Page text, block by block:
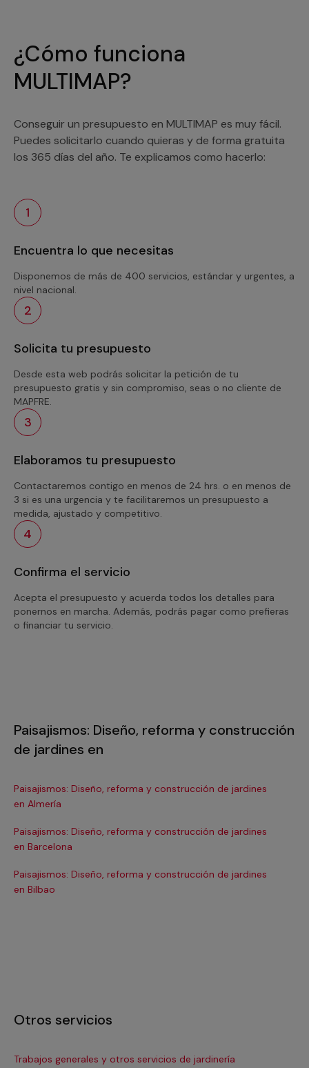
¿Cómo funciona
MULTIMAP?
Conseguir un presupuesto en MULTIMAP es muy fácil.
Puedes solicitarlo cuando quieras y de forma gratuita
los 365 días del año. Te explicamos como hacerlo:
1
Encuentra lo que necesitas
Disponemos de más de 400 servicios, estándar y urgentes, a
nivel nacional.
2
Solicita tu presupuesto
Desde esta web podrás solicitar la petición de tu
presupuesto gratis y sin compromiso, seas o no cliente de
MAPFRE.
3
Elaboramos tu presupuesto
Contactaremos contigo en menos de 24 hrs. o en menos de
3 si es una urgencia y te facilitaremos un presupuesto a
medida, ajustado y competitivo.
4
Confirma el servicio
Acepta el presupuesto y acuerda todos los detalles para
ponernos en marcha. Además, podrás pagar como prefieras
o financiar tu servicio.
Paisajismos: Diseño, reforma y construcción
de jardines en
Paisajismos: Diseño, reforma y construcción de jardines
en Almería
Paisajismos: Diseño, reforma y construcción de jardines
en Barcelona
Paisajismos: Diseño, reforma y construcción de jardines
en Bilbao
Otros servicios
Trabajos generales y otros servicios de jardinería